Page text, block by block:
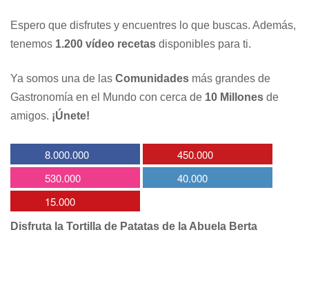
Espero que disfrutes y encuentres lo que buscas. Además,
tenemos 1.200 vídeo recetas disponibles para ti.
Ya somos una de las Comunidades más grandes de
Gastronomía en el Mundo con cerca de 10 Millones de
amigos. ¡Únete!
8.000.000
450.000
530.000
40.000
15.000
Disfruta la Tortilla de Patatas de la Abuela Berta